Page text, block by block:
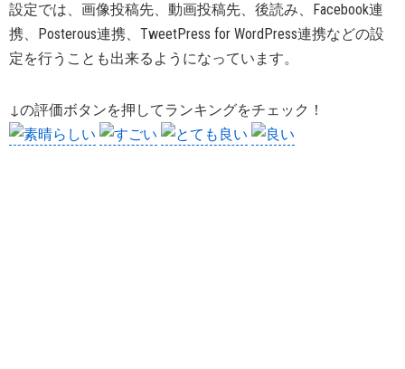
設定では、画像投稿先、動画投稿先、後読み、Facebook連
携、Posterous連携、TweetPress for WordPress連携などの設
定を行うことも出来るようになっています。
↓の評価ボタンを押してランキングをチェック！